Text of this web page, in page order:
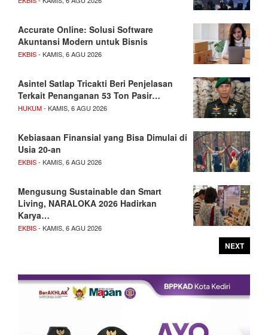
Accurate Online: Solusi Software
Akuntansi Modern untuk Bisnis
EKBIS- KAMIS, 6 AGU 2026
Asintel Satlap Tricakti Beri Penjelasan
Terkait Penanganan 53 Ton Pasir…
HUKUM- KAMIS, 6 AGU 2026
Kebiasaan Finansial yang Bisa Dimulai di
Usia 20-an
EKBIS- KAMIS, 6 AGU 2026
Mengusung Sustainable dan Smart
Living, NARALOKA 2026 Hadirkan
Karya…
EKBIS- KAMIS, 6 AGU 2026
NEXT